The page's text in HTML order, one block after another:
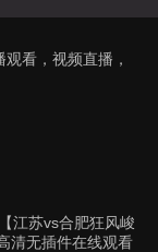
看，视频直播，
江苏vs合肥狂风峻
清无插件在线观看